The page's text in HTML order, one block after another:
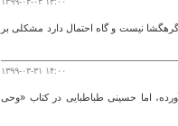
نیست و گاه احتمال دارد مشکلی بر
۱۳۹۹-۰۳-۳۱ ۱۴:۰۰
اما حسینی طباطبایی در کتاب «وحی